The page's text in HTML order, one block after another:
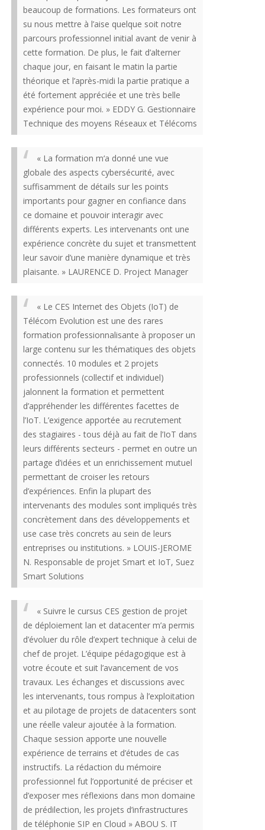
beaucoup de formations. Les formateurs ont
su nous mettre à l’aise quelque soit notre
parcours professionnel initial avant de venir à
cette formation. De plus, le fait d’alterner
chaque jour, en faisant le matin la partie
théorique et l’après-midi la partie pratique a
été fortement appréciée et une très belle
expérience pour moi. » EDDY G. Gestionnaire
Technique des moyens Réseaux et Télécoms
« La formation m‘a donné une vue
globale des aspects cybersécurité, avec
suffisamment de détails sur les points
importants pour gagner en confiance dans
ce domaine et pouvoir interagir avec
différents experts. Les intervenants ont une
expérience concrète du sujet et transmettent
leur savoir d’une manière dynamique et très
plaisante. » LAURENCE D. Project Manager
« Le CES Internet des Objets (IoT) de
Télécom Evolution est une des rares
formation professionnalisante à proposer un
large contenu sur les thématiques des objets
connectés. 10 modules et 2 projets
professionnels (collectif et individuel)
jalonnent la formation et permettent
d’appréhender les différentes facettes de
l’IoT. L’exigence apportée au recrutement
des stagiaires - tous déjà au fait de l’IoT dans
leurs différents secteurs - permet en outre un
partage d’idées et un enrichissement mutuel
permettant de croiser les retours
d’expériences. Enfin la plupart des
intervenants des modules sont impliqués très
concrètement dans des développements et
use case très concrets au sein de leurs
entreprises ou institutions. » LOUIS-JEROME
N. Responsable de projet Smart et IoT, Suez
Smart Solutions
« Suivre le cursus CES gestion de projet
de déploiement lan et datacenter m’a permis
d’évoluer du rôle d’expert technique à celui de
chef de projet. L’équipe pédagogique est à
votre écoute et suit l’avancement de vos
travaux. Les échanges et discussions avec
les intervenants, tous rompus à l’exploitation
et au pilotage de projets de datacenters sont
une réelle valeur ajoutée à la formation.
Chaque session apporte une nouvelle
expérience de terrains et d’études de cas
instructifs. La rédaction du mémoire
professionnel fut l’opportunité de préciser et
d’exposer mes réflexions dans mon domaine
de prédilection, les projets d’infrastructures
de téléphonie SIP en Cloud » ABOU S. IT